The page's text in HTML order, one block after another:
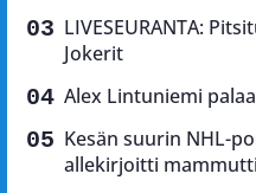
LIVESEURANTA:
Jokerit
Alex Lintuniemi
Kesän suurin NHL-
allekirjoitti